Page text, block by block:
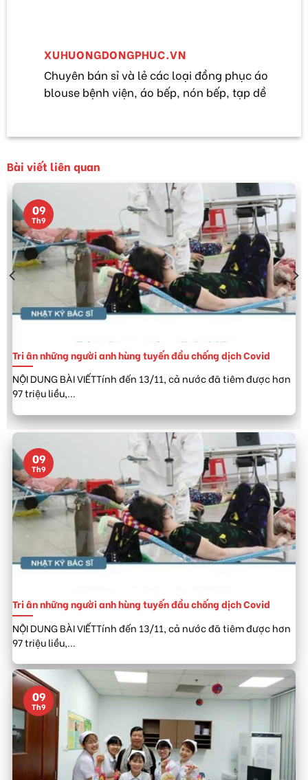
XUHUONGDONGPHUC.VN
Chuyên bán sỉ và lẻ các loại đồng phục áo
blouse bệnh viện, áo bếp, nón bếp, tạp dề
Bài viết liên quan
Tri ân những người anh hùng tuyến đầu chống dịch Covid
NỘI DUNG BÀI VIẾTTính đến 13/11, cả nước đã tiêm được hơn
97 triệu liều,...
09
Th9
Tri ân những người anh hùng tuyến đầu chống dịch Covid
NỘI DUNG BÀI VIẾTTính đến 13/11, cả nước đã tiêm được hơn
97 triệu liều,...
09
Th9
09
Th9